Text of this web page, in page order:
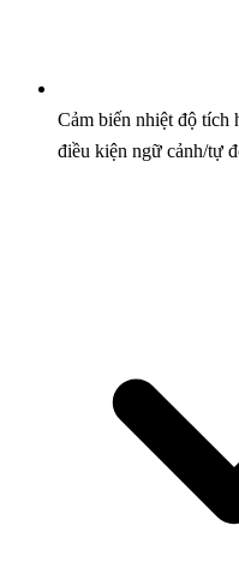
Cảm biến nhiệt độ tích
điều kiện ngữ cảnh/tự